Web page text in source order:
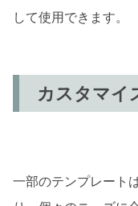
して使用できます。
カスタマイ
一部のテンプレート